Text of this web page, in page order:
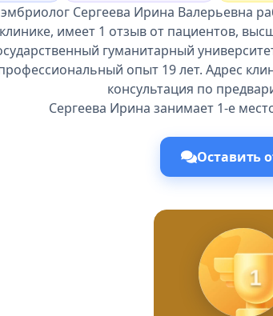
Сергеева Ирина Валерьевна
клинике, имеет 1 отзыв от пациентов,
гуманитарный
опыт 19 лет. Адрес
консультация по
Сергеева Ирина занимает 1-е
Оставить
1